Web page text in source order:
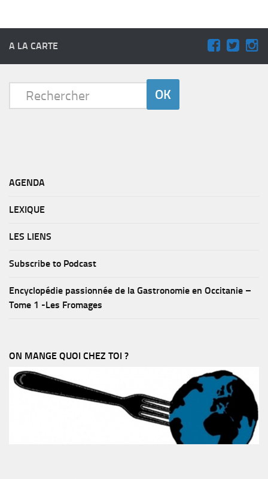
A LA CARTE
AGENDA
LEXIQUE
LES LIENS
Subscribe to Podcast
Encyclopédie passionnée de la Gastronomie en Occitanie –
Tome 1 -Les Fromages
ON MANGE QUOI CHEZ TOI ?